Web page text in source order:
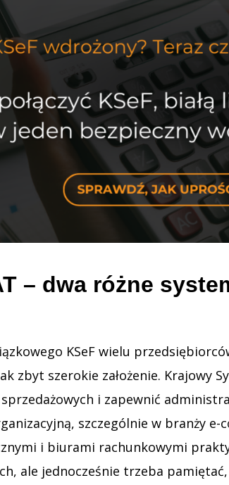
– dwa różne
KSeF wielu
zbyt szerokie założenie.
i zapewnić
szczególnie w branży
i biurami rachunkowymi
ale jednocześnie trzeba